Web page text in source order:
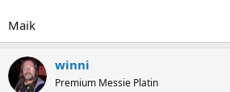
Maik
winni
Premium Messie Platin